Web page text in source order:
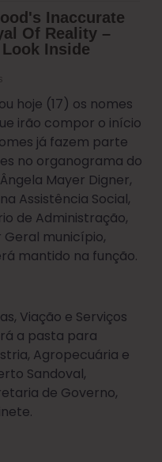
hoje (17) os nomes
irão compor o início
já fazem parte
no organograma do
Mayer Digner,
Assistência Social,
de Administração,
Geral município,
mantido na função.
Viação e Serviços
a pasta para
Agropecuária e
Sandoval,
de Governo,